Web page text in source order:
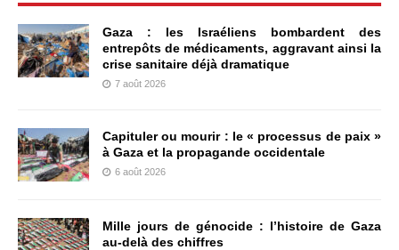
Gaza : les Israéliens bombardent des
entrepôts de médicaments, aggravant ainsi la
crise sanitaire déjà dramatique
7 août 2026
Capituler ou mourir : le « processus de paix »
à Gaza et la propagande occidentale
6 août 2026
Mille jours de génocide : l’histoire de Gaza
au-delà des chiffres